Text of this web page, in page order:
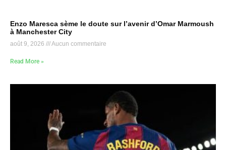
Enzo Maresca sème le doute sur l’avenir d’Omar Marmoush
à Manchester City
août 9, 2026 Aucun commentaire
Read More »